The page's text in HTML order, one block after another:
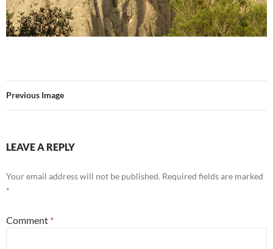
Previous Image
LEAVE A REPLY
Your email address will not be published. Required fields are marked
*
Comment *